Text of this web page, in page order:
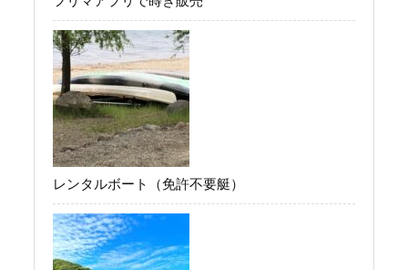
レンタルボート（免許不要艇）